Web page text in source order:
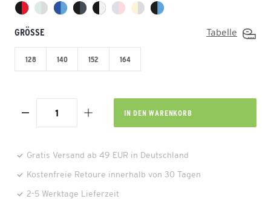
GRÖSSE Tabelle
128 140 152 164
IN DEN WARENKORB
Gratis Versand ab 49 EUR in Deutschland
Kostenfreie Retoure innerhalb von 30 Tagen
2-5 Werktage Lieferzeit